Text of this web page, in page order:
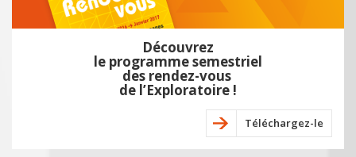
Découvrez
le programme semestriel
des rendez-vous
de l’Exploratoire !
Téléchargez-le